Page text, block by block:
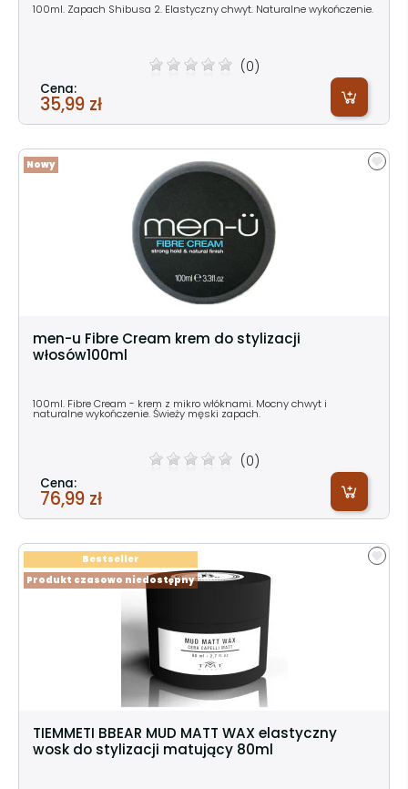
100ml. Zapach Shibusa 2. Elastyczny chwyt. Naturalne wykończenie.
(0)
Cena:
35,99 zł
men-u Fibre Cream krem do stylizacji
włosów100ml
100ml. Fibre Cream - krem z mikro włóknami. Mocny chwyt i
naturalne wykończenie. Świeży męski zapach.
(0)
Cena:
76,99 zł
Nowy
TIEMMETI BBEAR MUD MATT WAX elastyczny
wosk do stylizacji matujący 80ml
Produkt czasowo niedostępny
Bestseller